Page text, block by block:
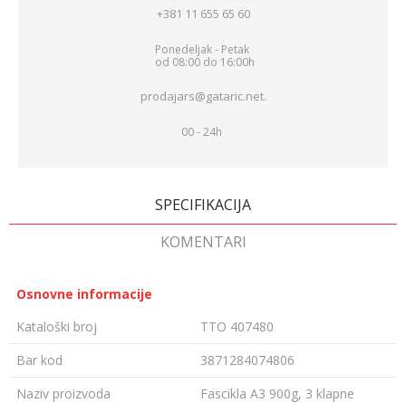
+381 11 655 65 60
Ponedeljak - Petak
od 08:00 do 16:00h
prodajars@gataric.net.
00 - 24h
SPECIFIKACIJA
KOMENTARI
Osnovne informacije
Kataloški broj
TTO 407480
Bar kod
3871284074806
Naziv proizvoda
Fascikla A3 900g, 3 klapne